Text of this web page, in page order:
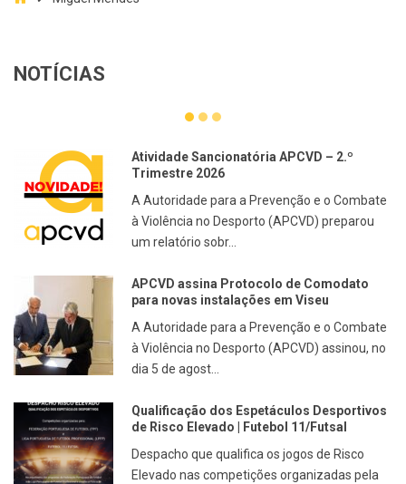
NOTÍCIAS
Atividade Sancionatória APCVD – 2.º
Trimestre 2026
A Autoridade para a Prevenção e o Combate
à Violência no Desporto (APCVD) preparou
um relatório sobr...
APCVD assina Protocolo de Comodato
para novas instalações em Viseu
A Autoridade para a Prevenção e o Combate
à Violência no Desporto (APCVD) assinou, no
dia 5 de agost...
Qualificação dos Espetáculos Desportivos
de Risco Elevado | Futebol 11/Futsal
Despacho que qualifica os jogos de Risco
Elevado nas competições organizadas pela